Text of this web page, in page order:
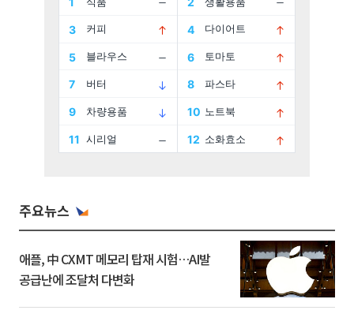
주요뉴스
애플, 中 CXMT 메모리 탑재 시험…AI발
공급난에 조달처 다변화